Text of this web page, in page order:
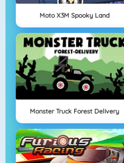
Moto X3M Spooky Land
Monster Truck Forest Delivery